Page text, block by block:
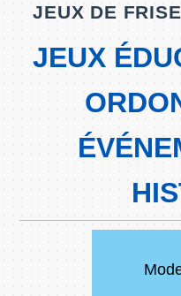
JEUX DE
JEUX